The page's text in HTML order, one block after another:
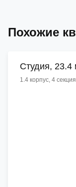
Похожие
Cтудия, 23.4
1.4 корпус, 4